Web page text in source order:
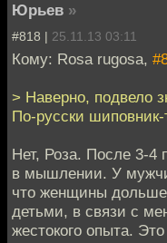
Юрьев »
#818 | 25.11.13 03:11
Кому: Rosa rugosa,
> Наверно, подвело
По-русски
Нет, Роза. После 3-4
в мышлении. У
что женщины дольше
детьми, в связи с
жестокого опыта.